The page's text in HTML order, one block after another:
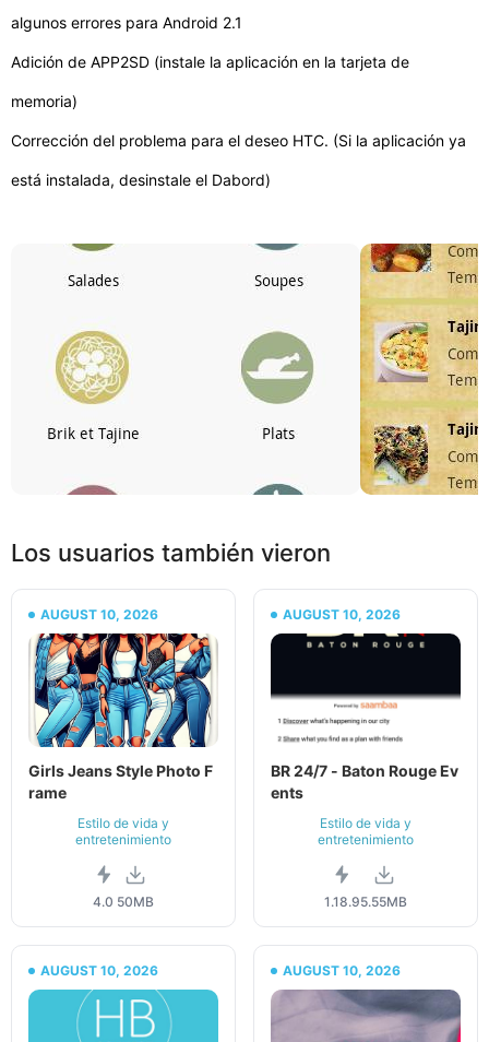
algunos errores para Android 2.1
Adición de APP2SD (instale la aplicación en la tarjeta de
memoria)
Corrección del problema para el deseo HTC. (Si la aplicación ya
está instalada, desinstale el Dabord)
Los usuarios también vieron
AUGUST 10, 2026
Girls Jeans Style Photo F
rame
Estilo de vida y
entretenimiento
4.0 50MB
AUGUST 10, 2026
BR 24/7 - Baton Rouge Ev
ents
Estilo de vida y
entretenimiento
1.18.95.55MB
AUGUST 10, 2026 AUGUST 10, 2026